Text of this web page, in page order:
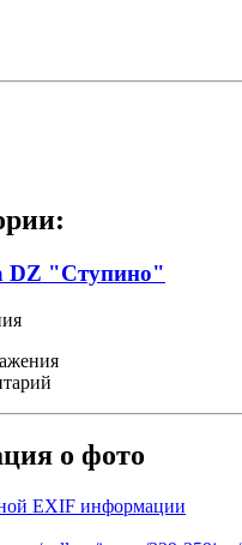
"Ступино"
о фото
EXIF информации